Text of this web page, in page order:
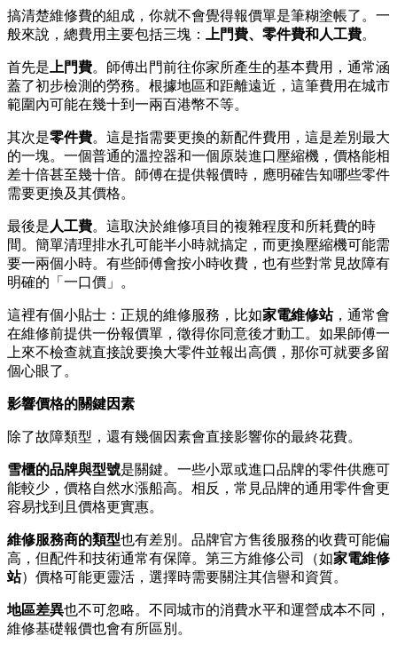
搞清楚維修費的組成，你就不會覺得報價單是筆糊塗帳了。一
般來說，總費用主要包括三塊：
上門費、零件費和人工費。
首先是 上門費。師傅出門前往你家所產生的基本費用，通常涵
蓋了初步檢測的勞務。根據地區和距離遠近，這筆費用在城市
範圍內可能在幾十到一兩百港幣不等。
其次是零件費。這是指需要更換的新配件費用，這是差別最大
的一塊。一個普通的溫控器和一個原裝進口壓縮機，價格能相
差十倍甚至幾十倍。師傅在提供報價時，應明確告知哪些零件
需要更換及其價格。
最後是 人工費。這取決於維修項目的複雜程度和所耗費的時
間。簡單清理排水孔可能半小時就搞定，而更換壓縮機可能需
要一兩個小時。有些師傅會按小時收費，也有些對常見故障有
明確的「一口價」。
這裡有個小貼士：正規的維修服務，比如家電維修站，通常會
在維修前提供一份報價單，徵得你同意後才動工。如果師傅一
上來不檢查就直接說要換大零件並報出高價，那你可就要多留
個心眼了。
影響價格的關鍵因素
除了故障類型，還有幾個因素會直接影響你的最終花費。
雪櫃的品牌與型號是關鍵。一些小眾或進口品牌的零件供應可
能較少，價格自然水漲船高。相反，常見品牌的通用零件會更
容易找到且價格更實惠。
維修服務商的類型也有差別。品牌官方售後服務的收費可能偏
高，但配件和技術通常有保障。第三方維修公司（如家電維修
站）價格可能更靈活，選擇時需要關注其信譽和資質。
地區差異也不可忽略。不同城市的消費水平和運營成本不同，
維修基礎報價也會有所區別。